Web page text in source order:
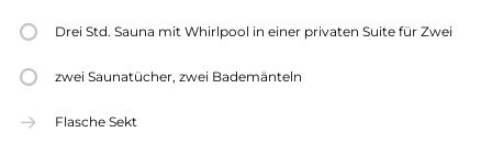
Drei Std. Sauna mit Whirlpool in einer privaten Suite für Zwei
zwei Saunatücher, zwei Bademänteln
Flasche Sekt